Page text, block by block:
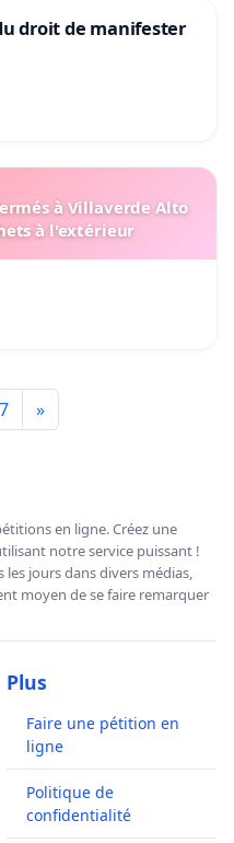
droit de manifester
à Villaverde Alto
à l'extérieur
7 »
en ligne. Créez une
notre service puissant !
jours dans divers médias,
moyen de se faire remarquer
Plus
Faire une pétition en
ligne
Politique de
confidentialité